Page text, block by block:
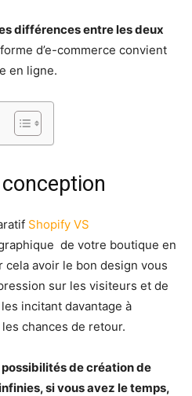
différences entre les deux
d’e-commerce convient
en ligne.
Shopify VS
de votre boutique en
avoir le bon design vous
sur les visiteurs et de
incitant davantage à
chances de retour.
de création de
si vous avez le temps,